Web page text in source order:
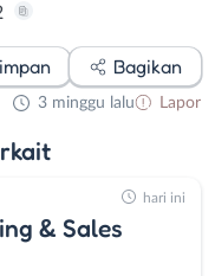
Bagikan
3 minggu lalu Lapor
& Sales
hari ini